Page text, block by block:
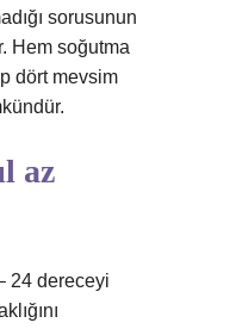
sorusunun
Hem soğutma
dört mevsim
az
– 24 dereceyi